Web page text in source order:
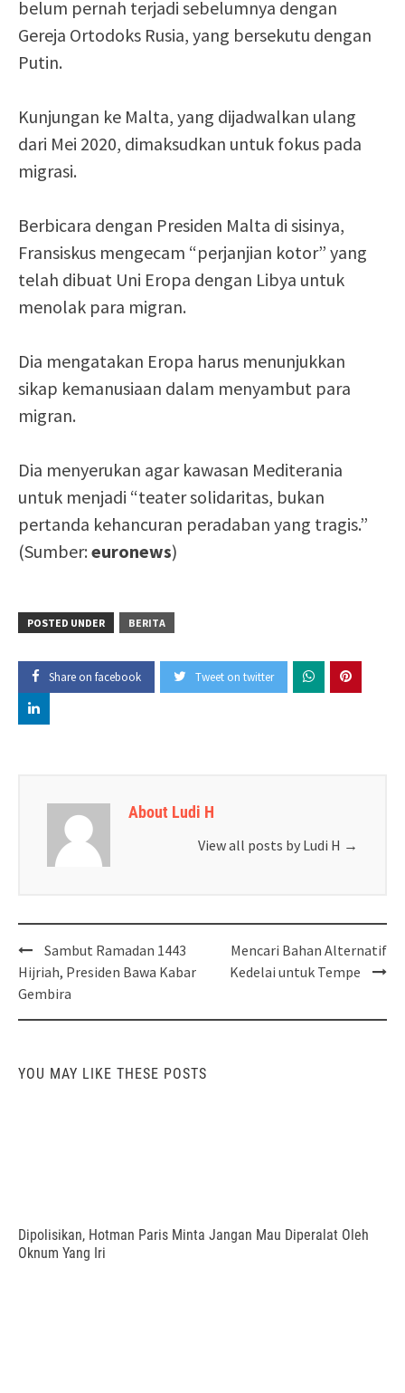
belum pernah terjadi sebelumnya dengan
Gereja Ortodoks Rusia, yang bersekutu dengan
Putin.
Kunjungan ke Malta, yang dijadwalkan ulang
dari Mei 2020, dimaksudkan untuk fokus pada
migrasi.
Berbicara dengan Presiden Malta di sisinya,
Fransiskus mengecam “perjanjian kotor” yang
telah dibuat Uni Eropa dengan Libya untuk
menolak para migran.
Dia mengatakan Eropa harus menunjukkan
sikap kemanusiaan dalam menyambut para
migran.
Dia menyerukan agar kawasan Mediterania
untuk menjadi “teater solidaritas, bukan
pertanda kehancuran peradaban yang tragis.”
(Sumber: euronews)
POSTED UNDER BERITA
Share on facebook Tweet on twitter
About Ludi H
View all posts by Ludi H →
Post
navigation
Sambut Ramadan 1443
Hijriah, Presiden Bawa Kabar
Gembira
Mencari Bahan Alternatif
Kedelai untuk Tempe
YOU MAY LIKE THESE POSTS
Dipolisikan, Hotman Paris Minta Jangan Mau Diperalat Oleh
Oknum Yang Iri